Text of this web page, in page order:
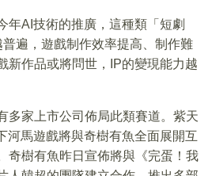
年AI技術的推廣，這種類「短劇
遍，遊戲制作效率提高、制作難
新作品或將問世，IP的變現能力越
多家上市公司佈局此類賽道。紫天
河馬遊戲將與奇樹有魚全面展開互
奇樹有魚昨日宣佈將與《完蛋！我